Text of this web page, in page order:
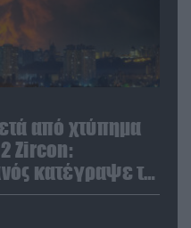
από χτύπημα
Zircon:
κατέγραψε τη